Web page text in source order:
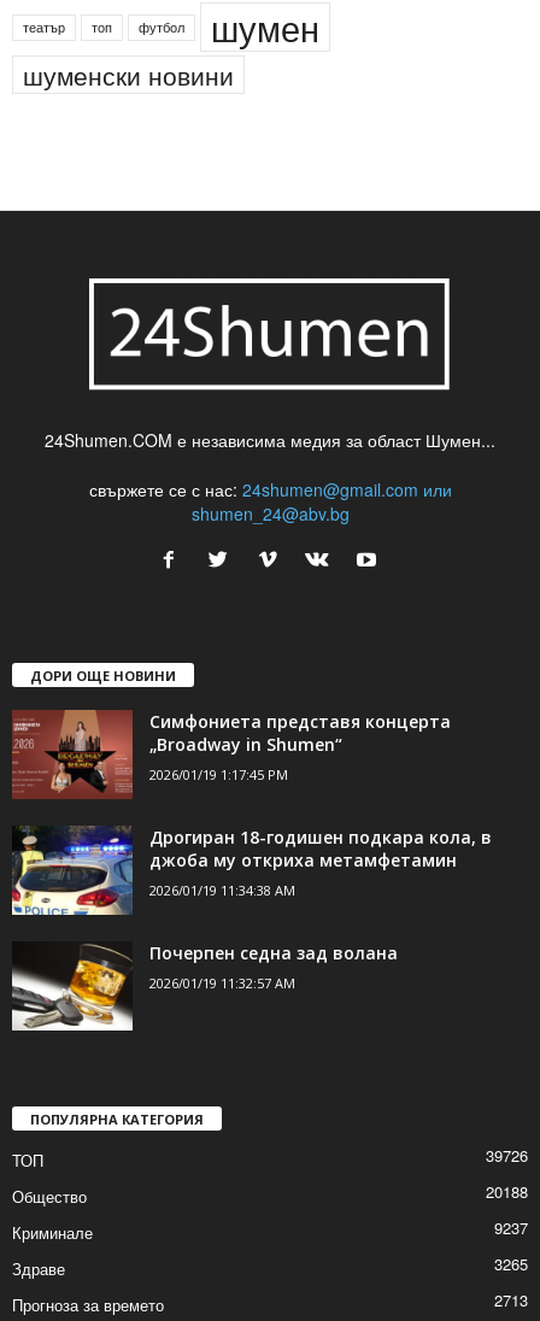
театър топ футбол шумен
шуменски новини
24Shumen.COM е независима медия за област Шумен...
свържете се с нас: 24shumen@gmail.com или
shumen_24@abv.bg
ДОРИ ОЩЕ НОВИНИ
Симфониета представя концерта
„Broadway in Shumen“
2026/01/19 1:17:45 PM
Дрогиран 18-годишен подкара кола, в
джоба му откриха метамфетамин
2026/01/19 11:34:38 AM
Почерпен седна зад волана
2026/01/19 11:32:57 AM
ПОПУЛЯРНА КАТЕГОРИЯ
ТОП
39726
Общество
20188
Криминале
9237
Здраве
3265
Прогноза за времето
2713